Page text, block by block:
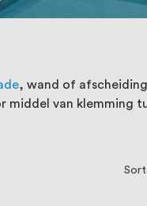
, wand of
van klemming